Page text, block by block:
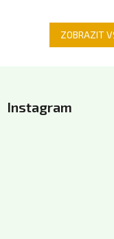
ZOBRAZIT
pInstagram